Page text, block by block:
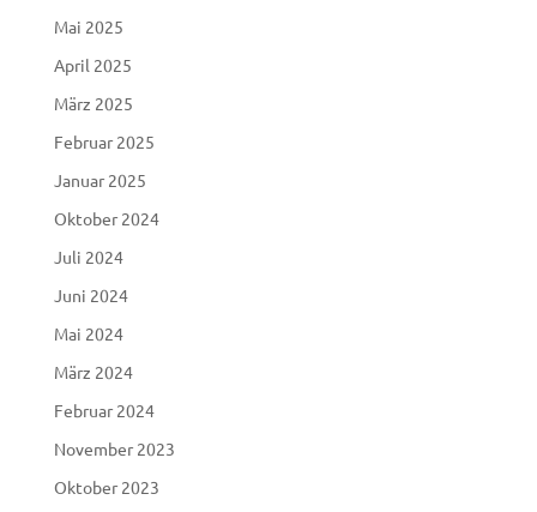
Mai 2025
April 2025
März 2025
Februar 2025
Januar 2025
Oktober 2024
Juli 2024
Juni 2024
Mai 2024
März 2024
Februar 2024
November 2023
Oktober 2023